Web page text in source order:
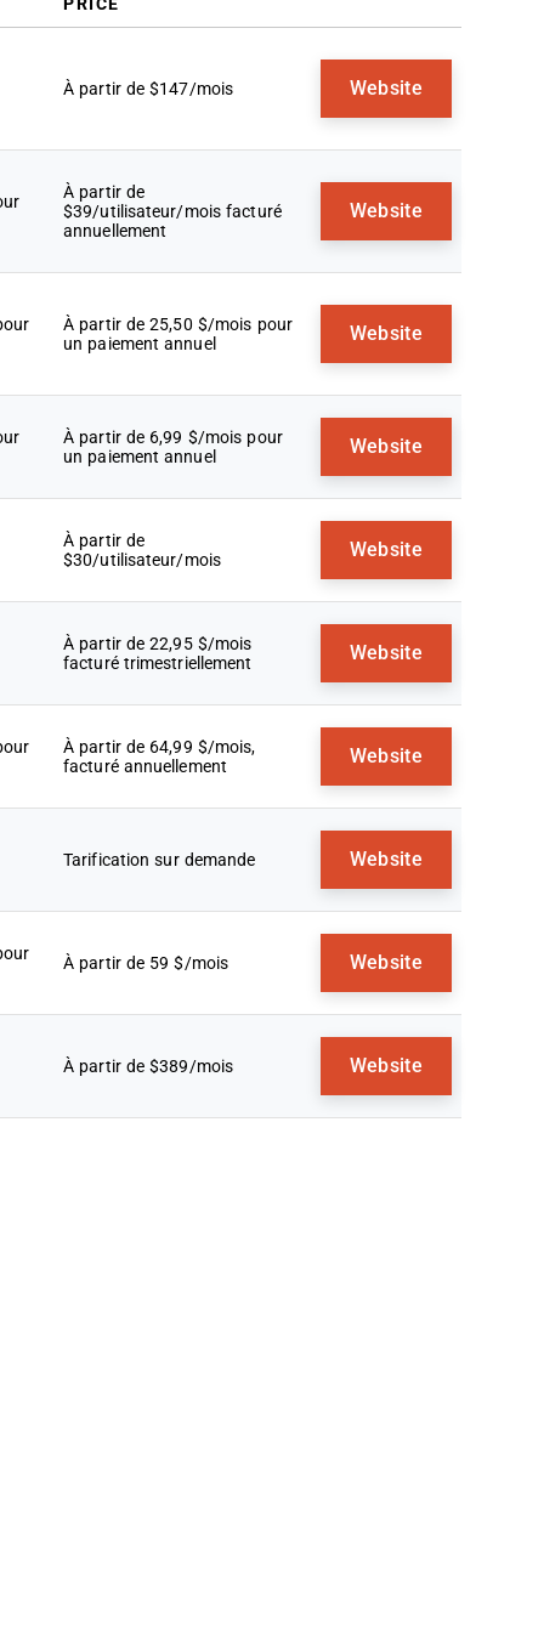
À partir de $147/mois Website
À partir de
$39/utilisateur/mois facturé
annuellement
Website
À partir de 25,50 $/mois pour
un paiement annuel
Website
À partir de 6,99 $/mois pour
un paiement annuel
Website
À partir de
$30/utilisateur/mois
Website
À partir de 22,95 $/mois
facturé trimestriellement
Website
À partir de 64,99 $/mois,
facturé annuellement
Website
Tarification sur demande Website
À partir de 59 $/mois Website
À partir de $389/mois Website